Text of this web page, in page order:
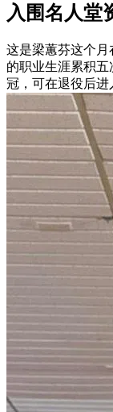
入围名人堂
这是梁蕙芬这个
的职业生涯累积
冠，可在退役后进